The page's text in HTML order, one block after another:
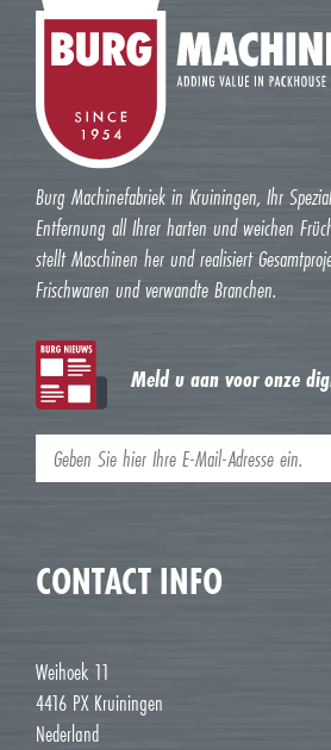
Burg Machinefabriek in Kruiningen, Ihr
Entfernung all Ihrer harten und weichen
stellt Maschinen her und realisiert
Frischwaren und verwandte Branchen.
Meld u aan voor onze
CONTACT INFO
Weihoek 11
4416 PX Kruiningen
Nederland